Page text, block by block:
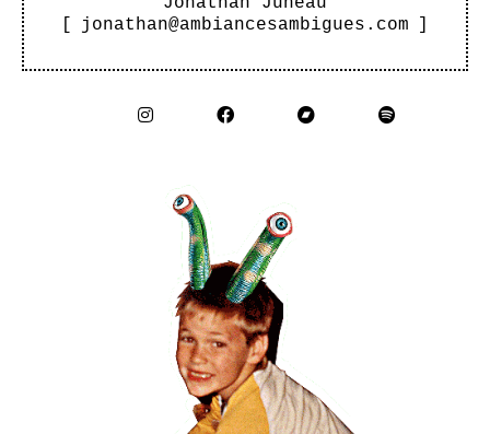
[
jonathan@ambiancesambigues.com ]